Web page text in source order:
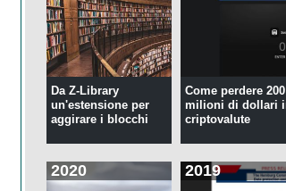
Da Z-Library
un'estensione per
aggirare i blocchi
Come perdere 200
milioni di dollari
criptovalute
2020 2019